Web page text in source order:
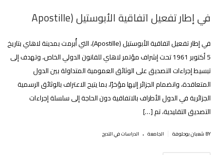
في إطار تفعيل اتفاقية الأبوستيل (Apostille
في إطار تفعيل اتفاقية الأبوستيل (Apostille)، التي أُبرمت بمدينة لاهاي بتاريخ
5 أكتوبر 1961 تحت إشراف مؤتمر لاهاي للقانون الدولي الخاص، وتهدف إلى
تبسيط إجراءات التصديق على الوثائق العمومية المتداولة بين الدول
المتعاقدة، وانضمام الجزائر إليها مؤخرًا، بما يتيح الاعتراف بالوثائق الرسمية
الجزائرية في الدول الأطراف بالاتفاقية دون الحاجة إلى سلسلة إجراءات
التصديق التقليدية، تم […]
BY شعبان بوحلوفة الجامعة . الدراسات في التدرج